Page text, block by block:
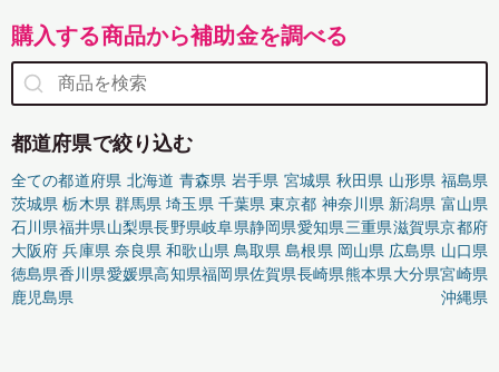
購入する商品から補助金を調べる
都道府県で絞り込む
全ての都道府県 北海道 青森県 岩手県 宮城県 秋田県 山形県 福島県
茨城県 栃木県 群馬県 埼玉県 千葉県 東京都 神奈川県 新潟県 富山県
石川県福井県山梨県長野県岐阜県静岡県愛知県三重県滋賀県京都府
大阪府 兵庫県 奈良県 和歌山県 鳥取県 島根県 岡山県 広島県 山口県
徳島県香川県愛媛県高知県福岡県佐賀県長崎県熊本県大分県宮崎県
鹿児島県
沖縄県